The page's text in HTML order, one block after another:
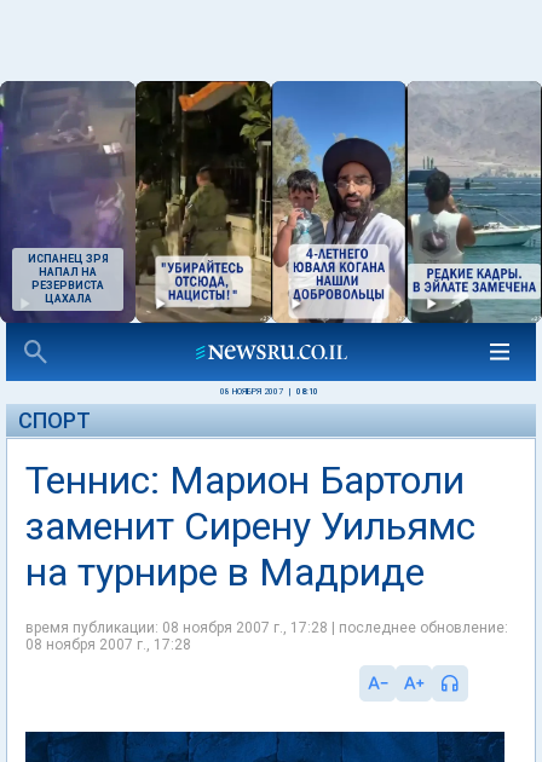
ИСПАНЕЦ ЗРЯ
НАПАЛ НА
РЕЗЕРВИСТА
ЦАХАЛА
08 НОЯБРЯ 2007 08:10
СПОРТ
Теннис: Марион Бартоли
заменит Сирену Уильямс
на турнире в Мадриде
время публикации: 08 ноября 2007 г., 17:28 | последнее обновление:
08 ноября 2007 г., 17:28